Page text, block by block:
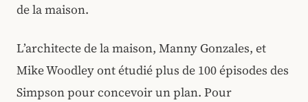
de la maison.
L’architecte de la maison, Manny Gonzales, et
Mike Woodley ont étudié plus de 100 épisodes des
Simpson pour concevoir un plan. Pour